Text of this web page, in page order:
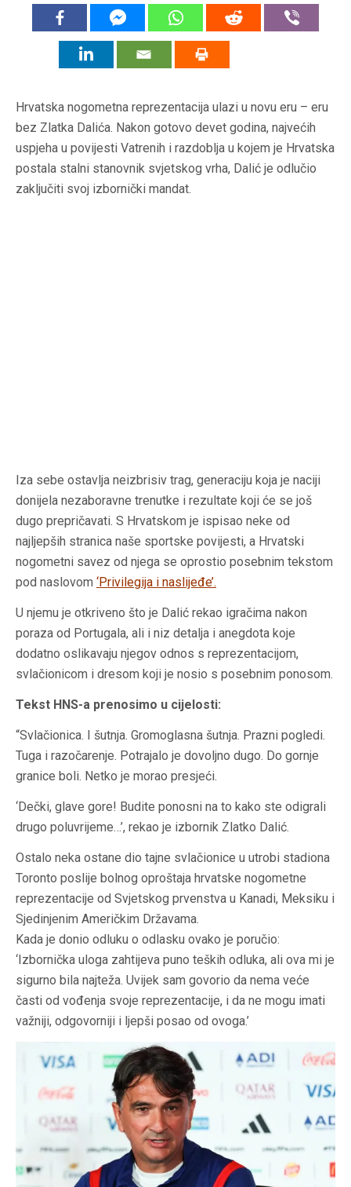
Hrvatska nogometna reprezentacija ulazi u novu eru – eru
bez Zlatka Dalića. Nakon gotovo devet godina, najvećih
uspjeha u povijesti Vatrenih i razdoblja u kojem je Hrvatska
postala stalni stanovnik svjetskog vrha, Dalić je odlučio
zaključiti svoj izbornički mandat.
Iza sebe ostavlja neizbrisiv trag, generaciju koja je naciji
donijela nezaboravne trenutke i rezultate koji će se još
dugo prepričavati. S Hrvatskom je ispisao neke od
najljepših stranica naše sportske povijesti, a Hrvatski
nogometni savez od njega se oprostio posebnim tekstom
pod naslovom ‘Privilegija i naslijeđe’.
U njemu je otkriveno što je Dalić rekao igračima nakon
poraza od Portugala, ali i niz detalja i anegdota koje
dodatno oslikavaju njegov odnos s reprezentacijom,
svlačionicom i dresom koji je nosio s posebnim ponosom.
Tekst HNS-a prenosimo u cijelosti:
“Svlačionica. I šutnja. Gromoglasna šutnja. Prazni pogledi.
Tuga i razočarenje. Potrajalo je dovoljno dugo. Do gornje
granice boli. Netko je morao presjeći.
‘Dečki, glave gore! Budite ponosni na to kako ste odigrali
drugo poluvrijeme…’, rekao je izbornik Zlatko Dalić.
Ostalo neka ostane dio tajne svlačionice u utrobi stadiona
Toronto poslije bolnog oproštaja hrvatske nogometne
reprezentacije od Svjetskog prvenstva u Kanadi, Meksiku i
Sjedinjenim Američkim Državama.
Kada je donio odluku o odlasku ovako je poručio:
‘Izbornička uloga zahtijeva puno teških odluka, ali ova mi je
sigurno bila najteža. Uvijek sam govorio da nema veće
časti od vođenja svoje reprezentacije, i da ne mogu imati
važniji, odgovorniji i ljepši posao od ovoga.’